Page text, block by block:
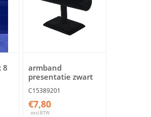
8
armband
presentatie zwart
C15389201
€7,80
excl.BTW